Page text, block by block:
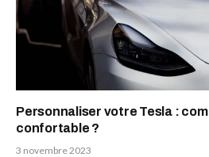
Personnaliser votre Tesla :
confortable ?
3 novembre 2023